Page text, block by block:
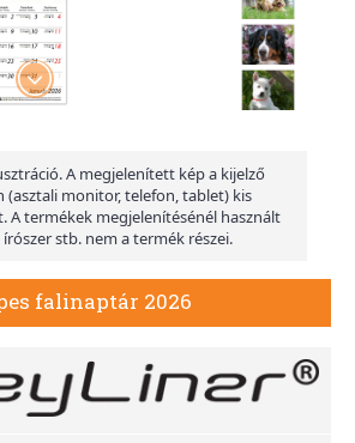
A megjelenített kép a kijelző
(asztali monitor, telefon, tablet) kis
A termékek megjelenítésénél használt
stb. nem a termék részei.
falinaptár 2026